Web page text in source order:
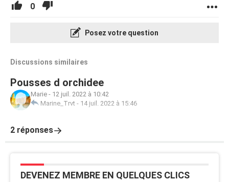
0
Posez votre question
Discussions similaires
Pousses d orchidee
Marie - 12 juil. 2022 à 10:42
Marine_Trvt - 14 juil. 2022 à 15:46
2 réponses
DEVENEZ MEMBRE EN QUELQUES CLICS